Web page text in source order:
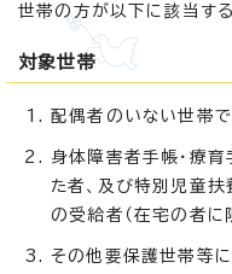
世帯の方が以下に該当す
対象世帯
配偶者のいない世帯で
身体障害者手帳・療
た者、及び特別児童
の受給者（在宅の者に
その他要保護世帯等